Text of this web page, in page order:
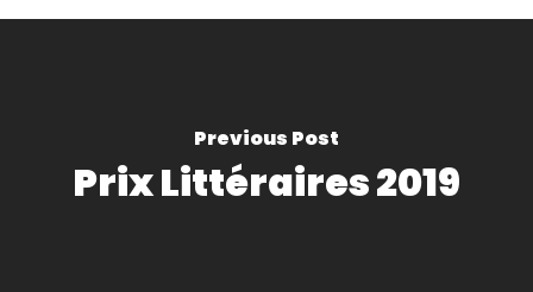
Previous Post
Prix Littéraires 2019